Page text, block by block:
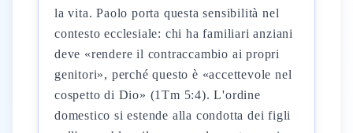
la vita. Paolo porta questa sensibilità nel
contesto ecclesiale: chi ha familiari anziani
deve «rendere il contraccambio ai propri
genitori», perché questo è «accettevole nel
cospetto di Dio» (1Tm 5:4). L'ordine
domestico si estende alla condotta dei figli